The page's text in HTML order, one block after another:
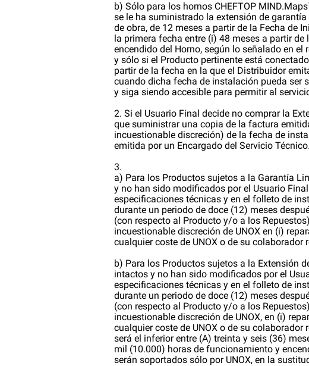
b) Sólo para los hornos CHEFTOP
se le ha suministrado la extensión de garantía
de obra, de 12 meses a partir de la Fecha de
la primera fecha entre (i) 48 meses a partir
encendido del Horno, según lo señalado en
y sólo si el Producto pertinente está
partir de la fecha en la que el Distribuidor
cuando dicha fecha de instalación pueda ser
y siga siendo accesible para permitir al
2. Si el Usuario Final decide no comprar la
que suministrar una copia de la factura
incuestionable discreción) de la fecha de
emitida por un Encargado del Servicio Técnico.
3.
a) Para los Productos sujetos a la Garantía
y no han sido modificados por el Usuario
especificaciones técnicas y en el folleto de
durante un periodo de doce (12) meses
(con respecto al Producto y/o a los
incuestionable discreción de UNOX en (i)
cualquier coste de UNOX o de su
b) Para los Productos sujetos a la Extensión
intactos y no han sido modificados por el
especificaciones técnicas y en el folleto de
durante un periodo de doce (12) meses
(con respecto al Producto y/o a los
incuestionable discreción de UNOX, en (i)
cualquier coste de UNOX o de su
será el inferior entre (A) treinta y seis (36)
mil (10.000) horas de funcionamiento y
serán soportados sólo por UNOX, en la